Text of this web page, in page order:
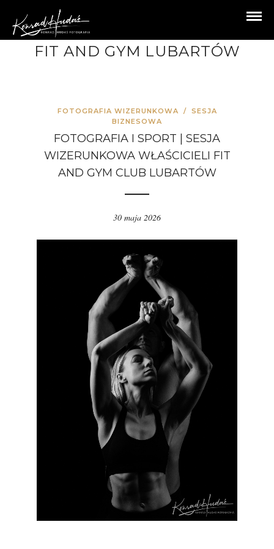
FIT AND GYM LUBARTÓW
FOTOGRAFIA WIZERUNKOWA / SESJA
BIZNESOWA
FOTOGRAFIA I SPORT | SESJA
WIZERUNKOWA WŁAŚCICIELI FIT
AND GYM CLUB LUBARTÓW
30 maja 2026